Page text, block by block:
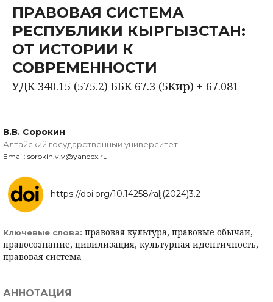
ПРАВОВАЯ СИСТЕМА
РЕСПУБЛИКИ КЫРГЫЗСТАН:
ОТ ИСТОРИИ К
СОВРЕМЕННОСТИ
УДК 340.15 (575.2) ББК 67.3 (5Кир) + 67.081
В.В. Сорокин
Алтайский государственный университет
Email: sorokin.v.v@yandex.ru
https://doi.org/10.14258/ralj(2024)3.2
Ключевые слова: правовая культура, правовые обычаи,
правосознание, цивилизация, культурная идентичность,
правовая система
АННОТАЦИЯ